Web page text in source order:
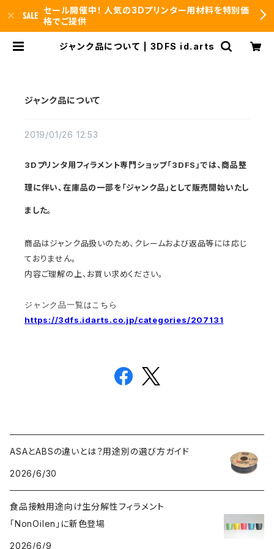
セール開催中！ 人気の3Dプリンター用材料を特別価
格でご提供
ジャンク品について | 3DFS id.arts
ジャンク品について
2019/01/26 12:53
3Dプリンタ用フィラメント専門ショップ「3DFS」では、商品整
理に伴い、在庫品の一部を「ジャンク品」として販売開始いたし
ました。
商品はジャンク品扱いのため、クレームおよび返品等には応じ
ておりません。
内容ご理解の上、お買い求めください。
ジャンク品一覧はこちら
https://3dfs.idarts.co.jp/categories/207131
ASAとABSの違いとは？用途別の選び方ガイド
2026/6/30
食品接触用途向け生分解性フィラメント
「NonOilen」に新色登場
2026/6/9